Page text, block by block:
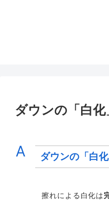
ダウンの「白
A ダウンの「白
擦れによる白化は